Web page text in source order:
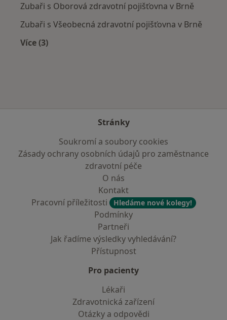
Zubaři s Oborová zdravotní pojišťovna v Brně
Zubaři s Všeobecná zdravotní pojišťovna v Brně
Více (3)
Stránky
Soukromí a soubory cookies
Zásady ochrany osobních údajů pro zaměstnance
zdravotní péče
O nás
Kontakt
Pracovní příležitosti
Hledáme nové kolegy!
Podmínky
Partneři
Jak řadíme výsledky vyhledávání?
Přístupnost
Pro pacienty
Lékaři
Zdravotnická zařízení
Otázky a odpovědi